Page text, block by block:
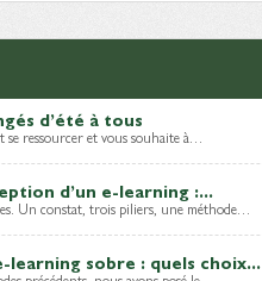
d’été à tous
se ressourcer et vous souhaite à…
d’un e-learning :...
Un constat, trois piliers, une méthode…
learning sobre : quels choix...